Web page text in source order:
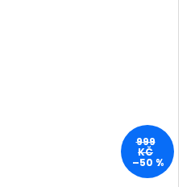
999
KČ
–50 %